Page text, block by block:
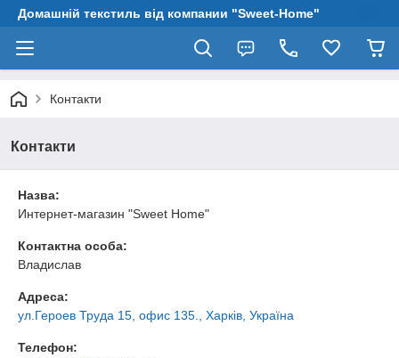
Домашній текстиль від компании "Sweet-Home"
Контакти
Контакти
Назва:
Интернет-магазин "Sweet Home"
Контактна особа:
Владислав
Адреса:
ул.Героев Труда 15, офис 135., Харків, Україна
Телефон: